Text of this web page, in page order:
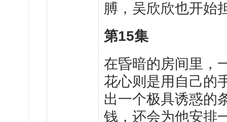
膊，吴欣欣也开始
第15集
在昏暗的房间里，
花心则是用自己的
出一个极具诱惑的
钱，还会为他安排